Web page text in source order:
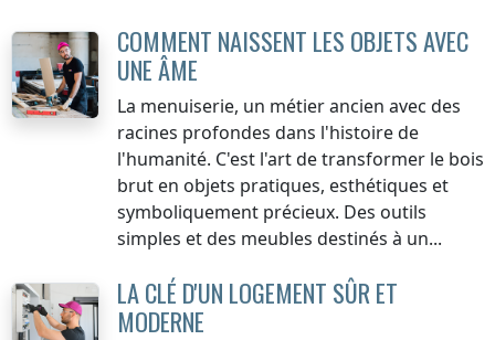
COMMENT NAISSENT LES OBJETS AVEC
UNE ÂME
La menuiserie, un métier ancien avec des
racines profondes dans l'histoire de
l'humanité. C'est l'art de transformer le bois
brut en objets pratiques, esthétiques et
symboliquement précieux. Des outils
simples et des meubles destinés à un...
LA CLÉ D'UN LOGEMENT SÛR ET
MODERNE